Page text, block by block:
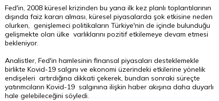
Fed'in, 2008 küresel krizinden bu yana ilk kez planlı toplantılarının
dışında faiz kararı alması, küresel piyasalarda şok etkisine neden
olurken, genişlemeci politikaların Türkiye'nin de içinde bulunduğu
gelişmekte olan ülke varlıklarını pozitif etkilemeye devam etmesi
bekleniyor.
Analistler, Fed'in hamlesinin finansal piyasaları desteklemekle
birlikte Kovid-19 salgını ve ekonomi üzerindeki etkilerine yönelik
endişeleri artırdığına dikkati çekerek, bundan sonraki süreçte
yatırımcıların Kovid-19 salgınına ilişkin haber akışına daha duyarlı
hale gelebileceğini söyledi.